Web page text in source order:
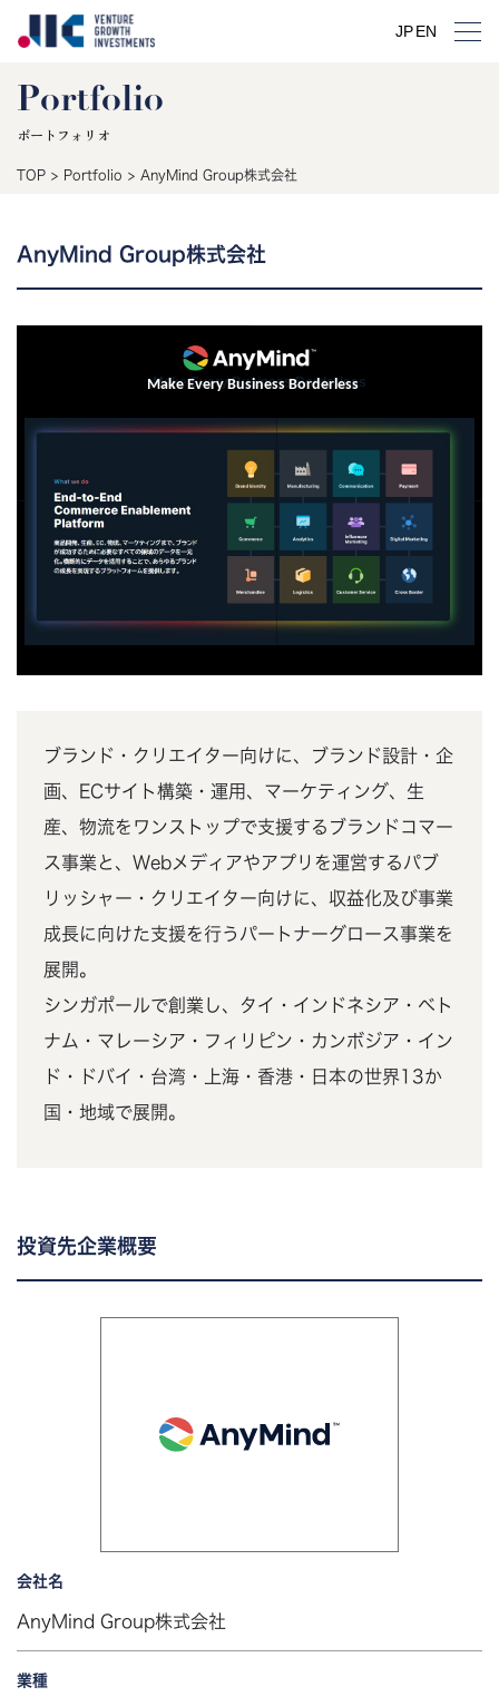
JPEN
Portfolio
ポートフォリオ
TOP > Portfolio > AnyMind Group株式会社
AnyMind Group株式会社
ブランド・クリエイター向けに、ブランド設計・企
画、ECサイト構築・運用、マーケティング、生
産、物流をワンストップで支援するブランドコマー
ス事業と、Webメディアやアプリを運営するパブ
リッシャー・クリエイター向けに、収益化及び事業
成長に向けた支援を行うパートナーグロース事業を
展開。
シンガポールで創業し、タイ・インドネシア・ベト
ナム・マレーシア・フィリピン・カンボジア・イン
ド・ドバイ・台湾・上海・香港・日本の世界13か
国・地域で展開。
投資先企業概要
会社名
AnyMind Group株式会社
業種